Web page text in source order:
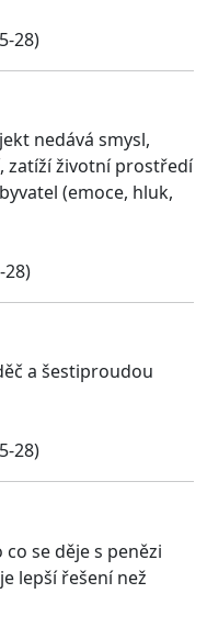
28)
nedává smysl,
zatíží životní prostředí
(emoce, hluk,
28)
a šestiproudou
28)
se děje s penězi
lepší řešení než